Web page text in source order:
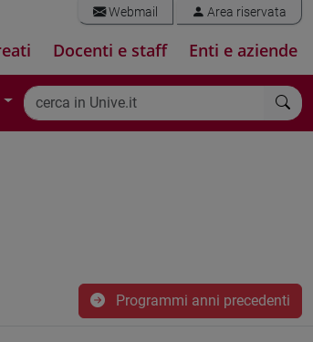
Webmail Area riservata
Docenti e staff Enti e aziende
Programmi anni precedenti